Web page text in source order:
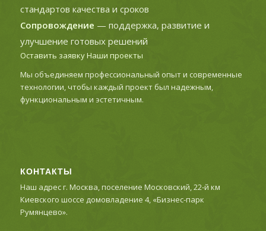
стандартов качества и сроков
Сопровождение — поддержка, развитие и
улучшение готовых решений
Оставить заявкуНаши проекты
Мы объединяем профессиональный опыт и современные
технологии, чтобы каждый проект был надежным,
функциональным и эстетичным.
КОНТАКТЫ
Наш адрес г. Москва, поселение Московский, 22-й км
Киевского шоссе домовладение 4, «Бизнес-парк
Румянцево».